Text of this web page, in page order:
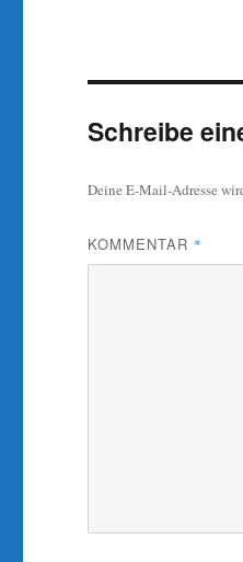
Schreibe
Deine E-Mail-Adresse
KOMMENTAR *